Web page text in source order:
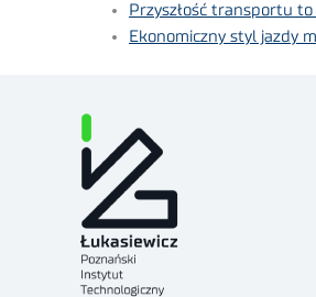
Przyszłość transportu
Ekonomiczny styl jazdy